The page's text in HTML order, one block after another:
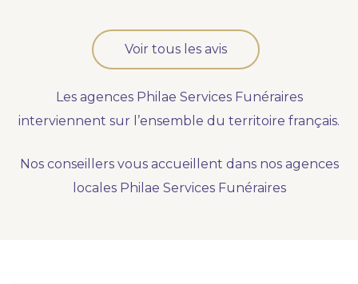
Optez pour la prévoyance
Vous souhaitez anticiper vos obsèques et soulager
Nous vous accompagnons.
Nos produits en marbrerie
Voir tous les avis
Les agences Philae Services Funéraires
interviennent sur l’ensemble du territoire français.
Nos conseillers vous accueillent dans nos agences
locales Philae Services Funéraires